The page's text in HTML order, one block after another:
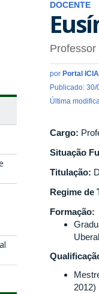
DOCENTE
por Portal
Publicado:
Última
Cargo:
Situação
Titulação:
Regime de
Formação:
2012)